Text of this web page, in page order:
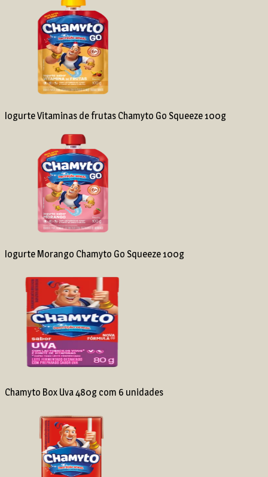
Iogurte Vitaminas de frutas Chamyto Go Squeeze 100g
Iogurte Morango Chamyto Go Squeeze 100g
Chamyto Box Uva 480g com 6 unidades